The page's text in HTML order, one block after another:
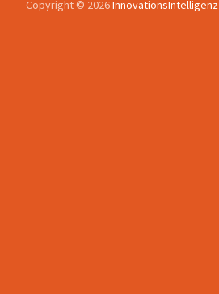
Copyright © 2026InnovationsIntelligenz